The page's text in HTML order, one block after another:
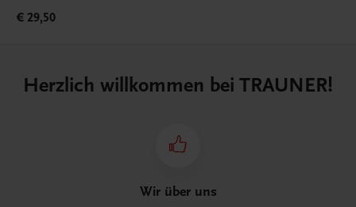
€ 29,50
Herzlich willkommen bei TRAUNER!
Wir über uns